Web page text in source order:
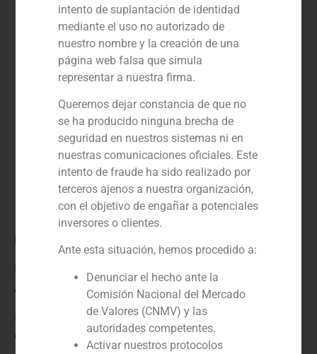
Rol:
Año:
Cliente:
intento de suplantación de identidad
mediante el uso no autorizado de
nuestro nombre y la creación de una
página web falsa que simula
representar a nuestra firma.
Queremos dejar constancia de que no
se ha producido ninguna brecha de
seguridad en nuestros sistemas ni en
nuestras comunicaciones oficiales. Este
intento de fraude ha sido realizado por
terceros ajenos a nuestra organización,
con el objetivo de engañar a potenciales
inversores o clientes.
Ante esta situación, hemos procedido a:
Denunciar el hecho ante la
Comisión Nacional del Mercado
de Valores (CNMV) y las
autoridades competentes.
Activar nuestros protocolos